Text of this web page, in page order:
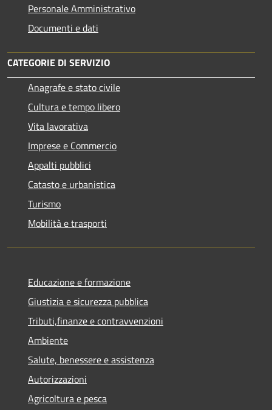
Personale Amministrativo
Documenti e dati
CATEGORIE DI SERVIZIO
Anagrafe e stato civile
Cultura e tempo libero
Vita lavorativa
Imprese e Commercio
Appalti pubblici
Catasto e urbanistica
Turismo
Mobilità e trasporti
Educazione e formazione
Giustizia e sicurezza pubblica
Tributi,finanze e contravvenzioni
Ambiente
Salute, benessere e assistenza
Autorizzazioni
Agricoltura e pesca